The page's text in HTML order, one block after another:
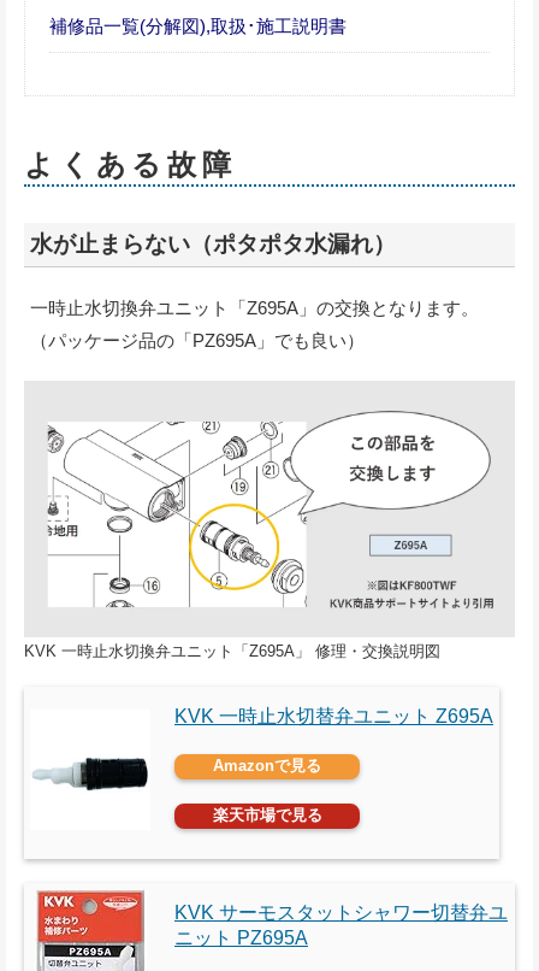
補修品一覧(分解図),取扱･施工説明書
よくある故障
水が止まらない（ポタポタ水漏れ）
一時止水切換弁ユニット「Z695A」の交換となります。
（パッケージ品の「PZ695A」でも良い）
KVK 一時止水切換弁ユニット「Z695A」 修理・交換説明図
KVK 一時止水切替弁ユニット Z695A
Amazonで見る
楽天市場で見る
KVK サーモスタットシャワー切替弁ユ
ニット PZ695A